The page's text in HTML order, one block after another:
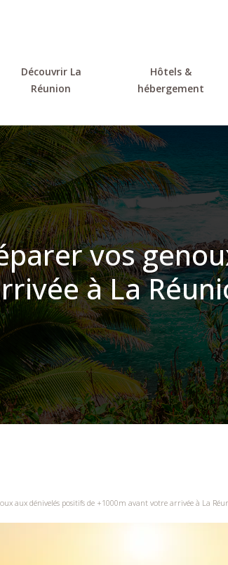
Découvrir La
Réunion
Hôtels &
hébergement
vos
à La
aux dénivelés positifs de +1000m avant votre arrivée à La